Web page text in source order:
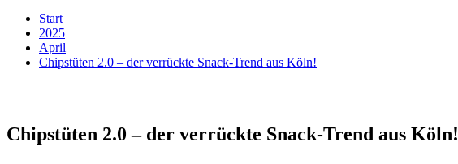
Start
2025
April
Chipstüten 2.0 – der verrückte Snack-Trend aus Köln!
Chipstüten 2.0 – der verrückte Snack-Trend aus Köln!